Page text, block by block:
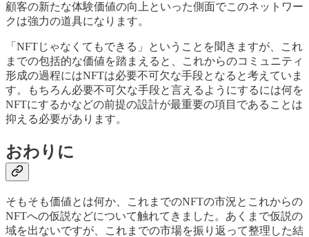
顧客の新たな体験価値の向上といった側面でこのネットワー
クは強力の道具になります。
「NFTじゃなくてもできる」ということを聞きますが、これ
までの包括的な価値を踏まえると、これからのコミュニティ
形成の過程にはNFTは必要不可欠な手段となると考えていま
す。もちろん必要不可欠な手段と言えるようにするには何を
NFTにするかなどの前提の設計が最重要の項目であることは
抑える必要があります。
おわりに
そもそも価値とは何か、これまでのNFTの市況とこれからの
NFTへの仮説などについて触れてきました。あくまで仮説の
域を出ないですが、これまでの市場を振り返って整理した結